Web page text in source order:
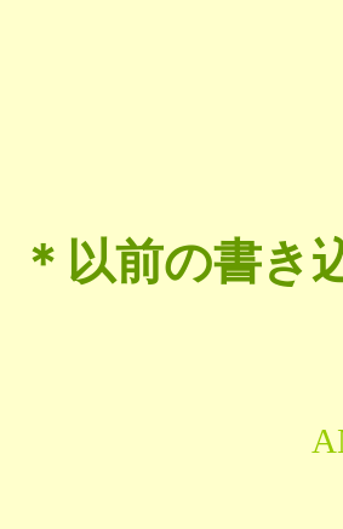
＊以前の書き